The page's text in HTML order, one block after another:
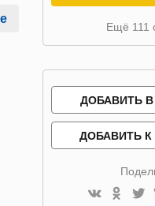
Ещё 111
ДОБАВИТЬ
ДОБАВИТЬ